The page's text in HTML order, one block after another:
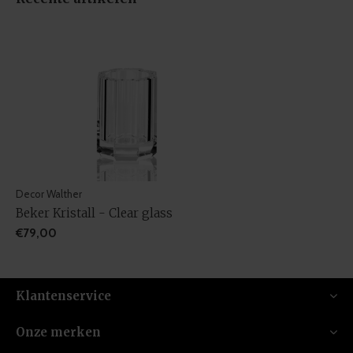
Decor Walther
Beker Kristall - Clear glass
€79,00
Klantenservice
Onze merken